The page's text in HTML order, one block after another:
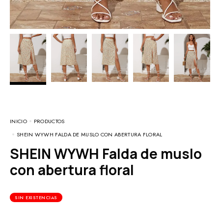
INICIO
PRODUCTOS
SHEIN WYWH FALDA DE MUSLO CON ABERTURA FLORAL
SHEIN WYWH Falda de muslo
con abertura floral
SIN EXISTENCIAS